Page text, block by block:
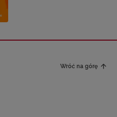
Wróć na górę